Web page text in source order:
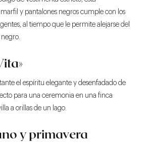
y pantalones negros cumple con los
al tiempo que le permite alejarse del
el espíritu elegante y desenfadado de
para una ceremonia en una finca
a orillas de un lago.
y primavera